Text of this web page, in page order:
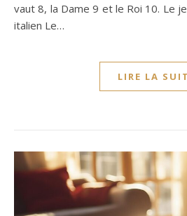
vaut 8, la Dame 9 et le Roi 10. Le
italien Le…
LIRE LA